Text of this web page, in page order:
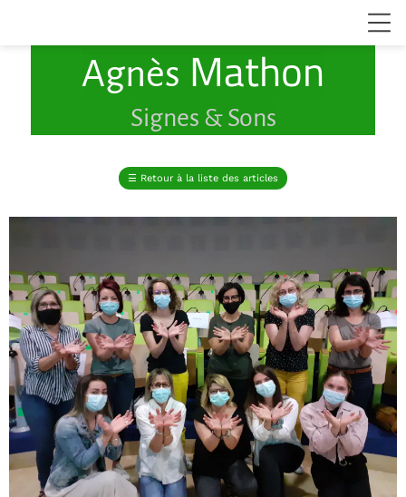
Agnès Mathon
Signes & Sons
☰ Retour à la liste des articles